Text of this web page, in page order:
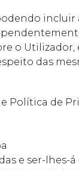
Utilizador,
das
Política de
e ser-